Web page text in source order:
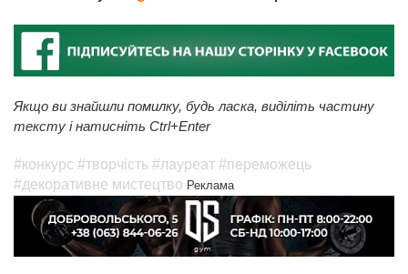
Якщо ви знайшли помилку, будь ласка, виділіть частину
тексту і натисніть Ctrl+Enter
#конкурс #творчість #лауреат #переможець
#декоративне мистецтво Реклама